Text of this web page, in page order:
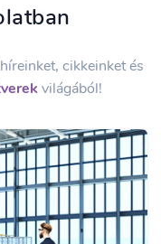
cikkeinket és
világából!